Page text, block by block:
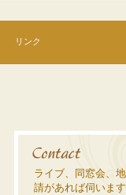
ライブ、同窓会、
請があれば伺いま
リンク